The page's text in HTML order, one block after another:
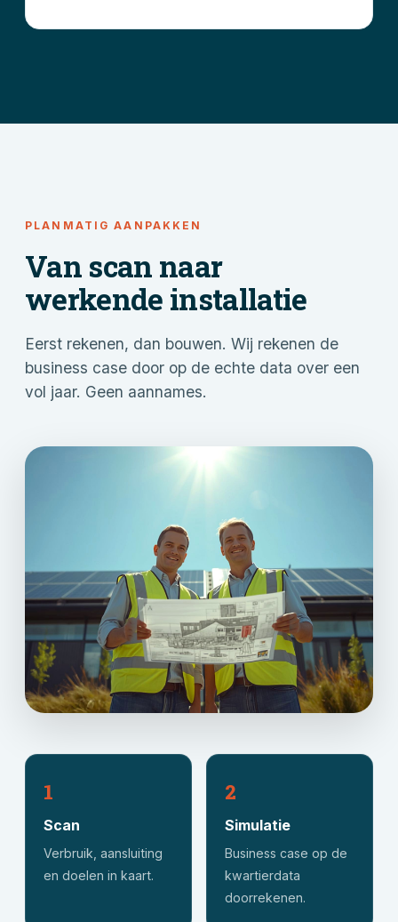
PLANMATIG AANPAKKEN
Van scan naar
werkende installatie
Eerst rekenen, dan bouwen. Wij rekenen de
business case door op de echte data over een
vol jaar. Geen aannames.
1
Scan
Verbruik, aansluiting
en doelen in kaart.
2
Simulatie
Business case op de
kwartierdata
doorrekenen.